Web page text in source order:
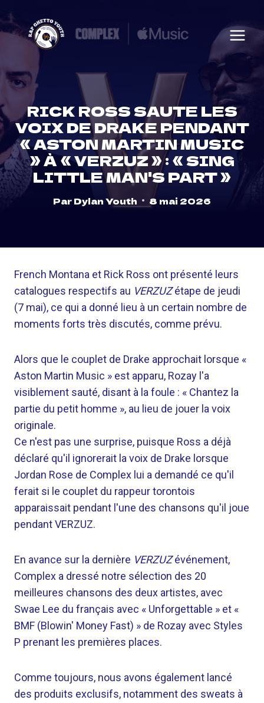
to
content
RICK ROSS SAUTE LES
VOIX DE DRAKE PENDANT
« ASTON MARTIN MUSIC
» À « VERZUZ » : « SING
LITTLE MAN'S PART »
ParDylan Youth 8 mai 2026
French Montana et Rick Ross ont présenté leurs
catalogues respectifs au VERZUZétape de jeudi
(7 mai), ce qui a donné lieu à un certain nombre de
moments forts très discutés, comme prévu.
Alors que le couplet de Drake approchait lorsque «
Aston Martin Music » est apparu, Rozay l'a
visiblement sauté, disant à la foule : « Chantez la
partie du petit homme », au lieu de jouer la voix
originale.
Ce n'est pas une surprise, puisque Ross a déjà
déclaré qu'il ignorerait la voix de Drake lorsque
Jordan Rose de Complex lui a demandé ce qu'il
ferait si le couplet du rappeur torontois
apparaissait pendant l'une des chansons qu'il joue
pendant VERZUZ.
En avance sur la dernière VERZUZévénement,
Complex a dressé notre sélection des 20
meilleures chansons des deux artistes, avec
Swae Lee du français avec « Unforgettable » et «
BMF (Blowin' Money Fast) » de Rozay avec Styles
P prenant les premières places.
Comme toujours, nous avons également lancé
des produits exclusifs, notamment des sweats à